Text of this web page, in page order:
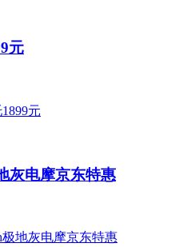
元
灰电摩京东特惠